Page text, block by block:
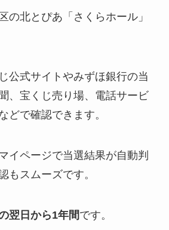
の北とぴあ「さくらホール」
公式サイトやみずほ銀行の当
、宝くじ売り場、電話サービ
どで確認できます。
イページで当選結果が自動判
もスムーズです。
翌日から1年間です。